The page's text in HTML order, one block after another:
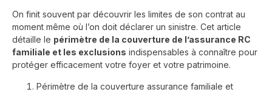
On finit souvent par découvrir les limites de son contrat au
moment même où l’on doit déclarer un sinistre. Cet article
détaille le périmètre de la couverture de l’assurance RC
familiale et les exclusions indispensables à connaître pour
protéger efficacement votre foyer et votre patrimoine.
Périmètre de la couverture assurance familiale et